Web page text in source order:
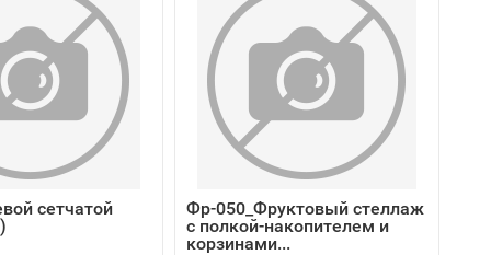
сетчатой
Фр-050_Фруктовый стеллаж
с полкой-накопителем и
корзинами...